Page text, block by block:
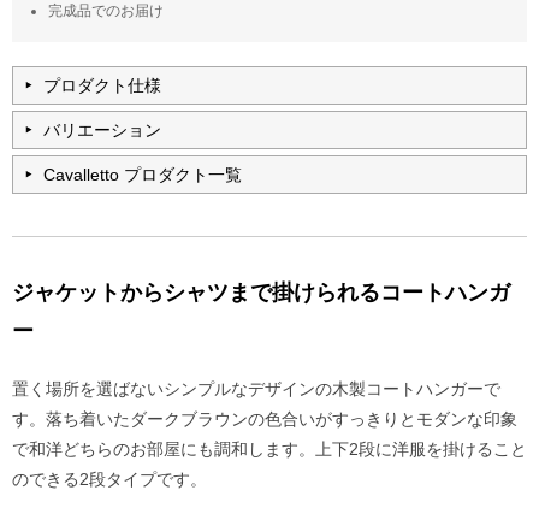
完成品でのお届け
プロダクト仕様
バリエーション
Cavalletto プロダクト一覧
ジャケットからシャツまで掛けられるコートハンガ
ー
置く場所を選ばないシンプルなデザインの木製コートハンガーで
す。落ち着いたダークブラウンの色合いがすっきりとモダンな印象
で和洋どちらのお部屋にも調和します。上下2段に洋服を掛けること
のできる2段タイプです。